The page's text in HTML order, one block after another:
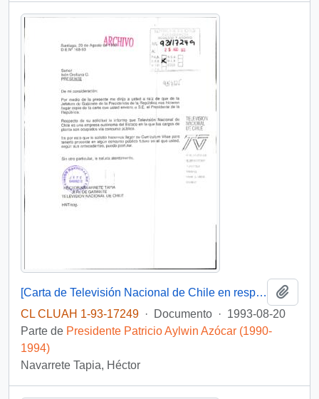
[Carta de Televisión Nacional de Chile en respuesta a Iván Orellana]
CL CLUAH 1-93-17249 · Documento · 1993-08-20
Parte de Presidente Patricio Aylwin Azócar (1990-
1994)
Navarrete Tapia, Héctor